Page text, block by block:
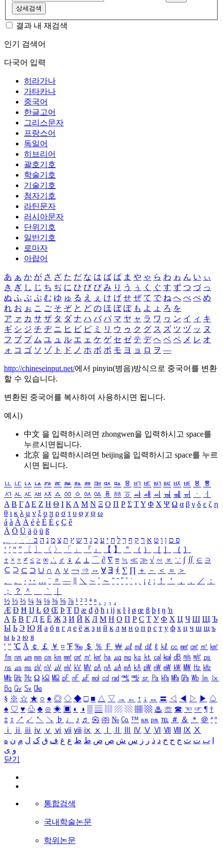
상세검색
결과 내 재검색
인기 검색어
다국어 입력
히라가나
가타카나
중국어
한글고어
그리스문자
프랑스어
독일어
히브리어
괄호기호
학술기호
기술기호
첨자기호
라틴문자
러시아문자
단위기호
일반기호
로마자
아랍어
あ ぁ か が さ ざ た だ な は ば ぱ ま や ゃ ら わ ゎ ん い ぃ
き ぎ し じ ち ぢ に ひ び ぴ み り う ぅ く ぐ す ず つ づ っ
ぬ ふ ぶ ぷ む ゆ ゅ る え ぇ け げ せ ぜ て で ね へ べ ぺ め
れ お ぉ こ ご そ ぞ と ど の ほ ぼ ぽ も よ ょ ろ を
ア ァ カ サ ザ タ ダ ナ ハ バ パ マ ヤ ャ ラ ワ ヮ ン イ ィ キ
ギ シ ジ チ ヂ ニ ヒ ビ ピ ミ リ ウ ゥ ク グ ス ズ ツ ヅ ッ ヌ
フ ブ プ ム ユ ュ ル エ ェ ケ ゲ セ ゼ テ デ ヘ ベ ペ メ レ オ
ォ コ ゴ ソ ゾ ト ド ノ ホ ボ ポ モ ヨ ョ ロ ヲ ―
http://chineseinput.net/에서 pinyin(병음)방식으로 중국어를 변환
할 수 있습니다.
변환된 중국어를 복사하여 사용하시면 됩니다.
예시)
中文 을 입력하시려면 zhongwen을 입력하시고 space를
누르시면됩니다.
北京 을 입력하시려면 beijing을 입력하시고 space를 누르
시면 됩니다.
ㅥ ㅦ ㅧ ㅨ ㅩ ㅪ ㅫ ㅬ ㅭ ㅮ ㅯ ㅰ ㅱ ㅲ ㅳ ㅴ ㅵ ㅶ ㅷ ㅸ
ㅹ
ㅺ ㅻ ㅼ ㅽ ㅾ ㅿ ㆀ ㆁ ㆂ ㆃ ㆄ ㆅ ㆆ ㆇ ㆈ ㆉ ㆊ ㆋ ㆌ ㆍ
ㆎ
Α Β ΓΔ Ε Ζ Η Θ Ι ΚΛ Μ Ν Ξ Ο Π Ρ Σ ΤΥ Φ Χ Ψ Ω α β γ δ ε ζ η
θ ι κ λ μ ν ξ ο π ρ σ τ υ φ χ ψ ω
á à Á À é è É È ç Ç ê
Ä Ö Ü ä ö ü ß
ִֶֹ ֻּ ׁׂ פ ם ן ו ט א ר ק ף ך ל ח י ע כ ג ד ש ץ ת צ מ נ ה ב
‘ ’ “ ” 〔 〕 〈 〉 「 」 『 』 【 】 ＂ （ ） ［ ］ ｛ ｝
± × ÷ ≠ ≤ ≥ ∞ ∴ ♂ ♀ ∠ ⊥ ⌒ ∂ ∇ ≡ ≒ ≪ ≫ √ ∽ ∝ ∵ ∫ ∬ ∈ ∋
⊆ ⊇ ⊂ ⊃ ∪ ∩ ∧ ∨ ￢ ⇒ ⇔ ∀ ∃ ∮ ∑ ∏ ＋ － ＜ ＝
＞
、
。 · ‥ … ¨ 〃 ― ＼ ∼ ´ ～ ˇ ˘ ˝ ˚ ˙ ¸ ¡ ¿ ː ！ ＇ ， ． ／
：
；
？ ＾ ｀
½ ⅓ ⅔ ¼ ¾ ⅛ ⅜ ⅝ ⅞ ¹ ² ³ ⁴ ⁿ ₁ ₂ ₃ ₄
Æ Ð Ħ Ĳ Ł Ø Œ Þ Ŧ Ŋ æ đ ð ħ ı ĳ ĸ ŀ ł ø œ ß þ ŧ ŋ ŉ
А Б В Г Д Е Ё Ж З И Й К Л М Н О П Р С Т У Ф Х Ц Ч Ш Щ Ъ
Ы Ь Э Ю Я а б в г д е ё ж з и й к л м н о п р с т у ф х ц ч ш щ ъ
ы ь э ю я
′ ″ ℃ Å ￠ ￡ ￥ ¤ ℉ ‰ ＄ ％ Ｆ ￦ ㎕ ㎖ ㎗ ℓ ㎘ ㏄ ㎣ ㎤ ㎥ ㎦
㎙ ㎚ ㎛ ㎜ ㎝ ㎞ ㎟ ㎠ ㎡ ㎢ ㏊ ㎍ ㎎ ㎏ ㏏ ㎈ ㎉ ㏈ ㎧ ㎨ ㎰
㎱ ㎲ ㎳ ㎴ ㎵ ㎶ ㎷ ㎸ ㎹ ㎀ ㎁ ㎂ ㎃ ㎄ ㎺ ㎻ ㎽ ㎾ ㎿ ㎐ ㎑
㎒ ㎓ ㎔ Ω ㏀ ㏁ ㎊ ㎋ ㎌ ㏖ ㏅ ㎭ ㎮ ㎯ ㏛ ㎩ ㎪ ㎫ ㎬ ㏝ ㏐
㏓
㏃ ㏉ ㏜ ㏆
§ ※ ☆ ★ ○ ● ◎ ◇ ◆ □ ■ △ ▽ → ← ↑ ↓ ↔ 〓 ◁ ◀ ▷ ▶ ♤
♠ ♡ ♥ ♧ ♣ ⊙ ◈ ▣ ◐ ◑ ▒ ▤ ▨ ▧ ▦ ▩ ♨ ☏ ☎ ☜ ☞ ¶ †
‡ ↕ ↗ ↙ ↖ ↘ ♭ ♩ ♪ ♬ ㉿ ㈜ № ㏇ ™ ㏂ ㏘ ℡ ＃ ＆ ＊ ＠ ª º
ⅰ
ⅱ ⅲ ⅳ ⅴ ⅵ ⅶ ⅷ ⅸ ⅹ Ⅳ Ⅴ Ⅵ Ⅶ Ⅷ Ⅸ Ⅹ
ب ت ث ج ح خ د ذ ر ز س ش ص ض ط ظ ع غ ف ق ک ل م ن ه
و ی
닫기
통합검색
국내학술논문
학위논문